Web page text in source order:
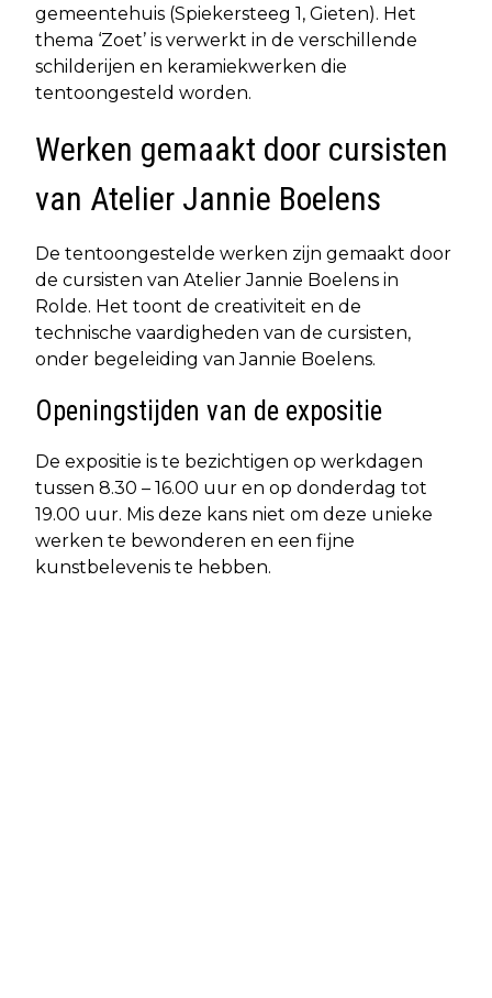
gemeentehuis (Spiekersteeg 1, Gieten). Het
thema ‘Zoet’ is verwerkt in de verschillende
schilderijen en keramiekwerken die
tentoongesteld worden.
Werken gemaakt door cursisten
van Atelier Jannie Boelens
De tentoongestelde werken zijn gemaakt door
de cursisten van Atelier Jannie Boelens in
Rolde. Het toont de creativiteit en de
technische vaardigheden van de cursisten,
onder begeleiding van Jannie Boelens.
Openingstijden van de expositie
De expositie is te bezichtigen op werkdagen
tussen 8.30 – 16.00 uur en op donderdag tot
19.00 uur. Mis deze kans niet om deze unieke
werken te bewonderen en een fijne
kunstbelevenis te hebben.